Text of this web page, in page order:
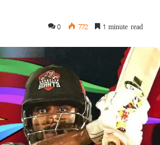
0 772 1 minute read